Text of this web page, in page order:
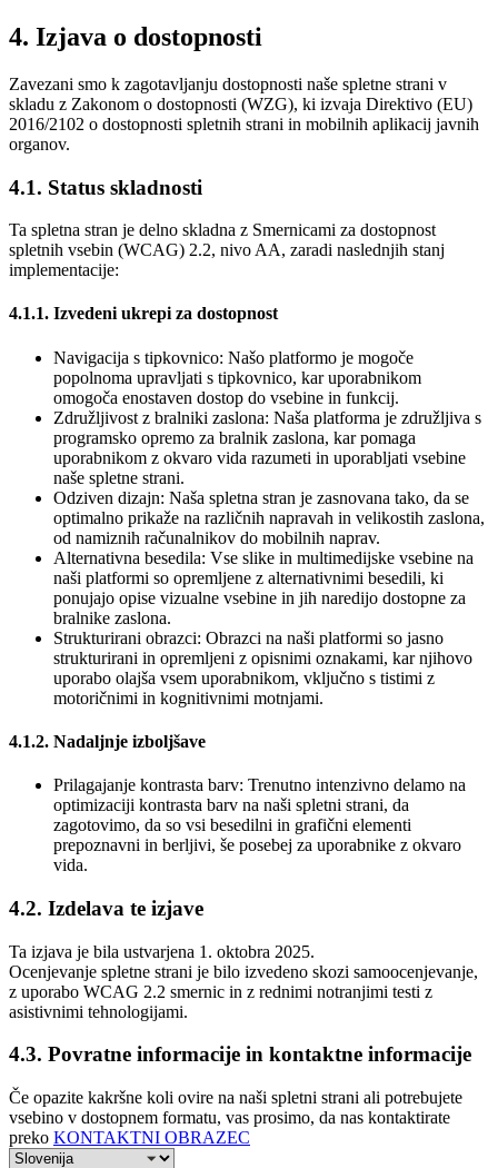
4. Izjava o dostopnosti
Zavezani smo k zagotavljanju dostopnosti naše spletne strani v
skladu z Zakonom o dostopnosti (WZG), ki izvaja Direktivo (EU)
2016/2102 o dostopnosti spletnih strani in mobilnih aplikacij javnih
organov.
4.1. Status skladnosti
Ta spletna stran je delno skladna z Smernicami za dostopnost
spletnih vsebin (WCAG) 2.2, nivo AA, zaradi naslednjih stanj
implementacije:
4.1.1. Izvedeni ukrepi za dostopnost
Navigacija s tipkovnico: Našo platformo je mogoče
popolnoma upravljati s tipkovnico, kar uporabnikom
omogoča enostaven dostop do vsebine in funkcij.
Združljivost z bralniki zaslona: Naša platforma je združljiva s
programsko opremo za bralnik zaslona, kar pomaga
uporabnikom z okvaro vida razumeti in uporabljati vsebine
naše spletne strani.
Odziven dizajn: Naša spletna stran je zasnovana tako, da se
optimalno prikaže na različnih napravah in velikostih zaslona,
od namiznih računalnikov do mobilnih naprav.
Alternativna besedila: Vse slike in multimedijske vsebine na
naši platformi so opremljene z alternativnimi besedili, ki
ponujajo opise vizualne vsebine in jih naredijo dostopne za
bralnike zaslona.
Strukturirani obrazci: Obrazci na naši platformi so jasno
strukturirani in opremljeni z opisnimi oznakami, kar njihovo
uporabo olajša vsem uporabnikom, vključno s tistimi z
motoričnimi in kognitivnimi motnjami.
4.1.2. Nadaljnje izboljšave
Prilagajanje kontrasta barv: Trenutno intenzivno delamo na
optimizaciji kontrasta barv na naši spletni strani, da
zagotovimo, da so vsi besedilni in grafični elementi
prepoznavni in berljivi, še posebej za uporabnike z okvaro
vida.
4.2. Izdelava te izjave
Ta izjava je bila ustvarjena 1. oktobra 2025.
Ocenjevanje spletne strani je bilo izvedeno skozi samoocenjevanje,
z uporabo WCAG 2.2 smernic in z rednimi notranjimi testi z
asistivnimi tehnologijami.
4.3. Povratne informacije in kontaktne informacije
Če opazite kakršne koli ovire na naši spletni strani ali potrebujete
vsebino v dostopnem formatu, vas prosimo, da nas kontaktirate
preko KONTAKTNI OBRAZEC